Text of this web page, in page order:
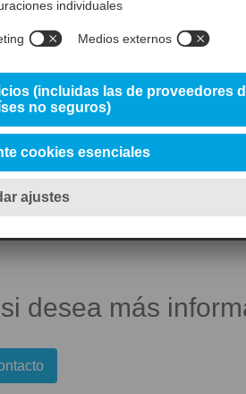
Uddeholm IdunUddeholm Ramax HH
desea más